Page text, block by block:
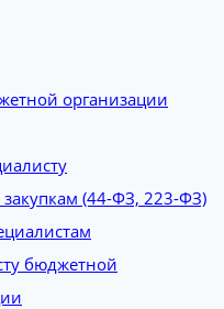
организации
закупкам (44-ФЗ, 223-ФЗ)
бюджетной